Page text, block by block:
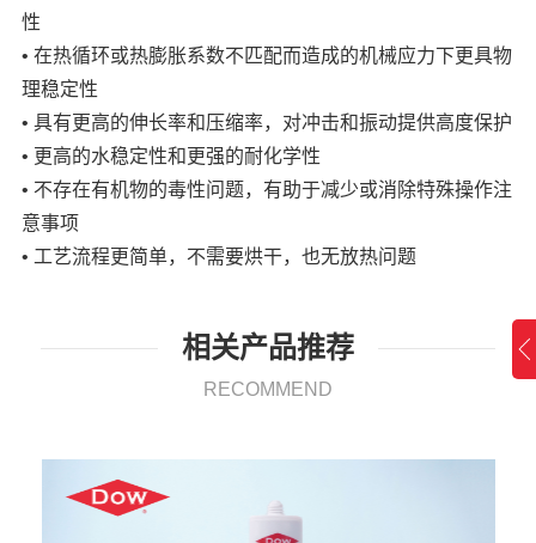
性
• 在热循环或热膨胀系数不匹配而造成的机械应力下更具物
理稳定性
• 具有更高的伸长率和压缩率，对冲击和振动提供高度保护
• 更高的水稳定性和更强的耐化学性
• 不存在有机物的毒性问题，有助于减少或消除特殊操作注
意事项
• 工艺流程更简单，不需要烘干，也无放热问题
相关产品推荐
RECOMMEND